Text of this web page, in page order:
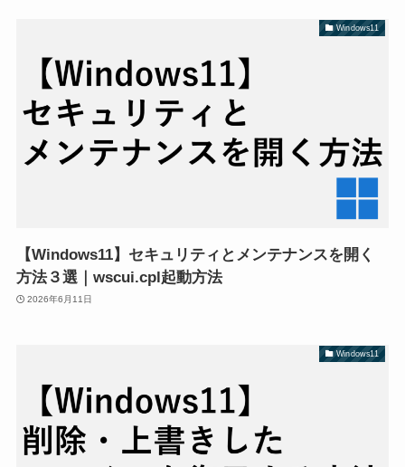
Windows11
【Windows11】セキュリティとメンテナンスを開く
方法３選｜wscui.cpl起動方法
2026年6月11日
Windows11